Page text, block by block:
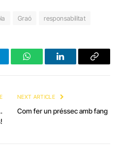
Graó responsabilitat
WhatsAppLinkedInCopy
NEXT ARTICLE
Com fer un préssec amb fang